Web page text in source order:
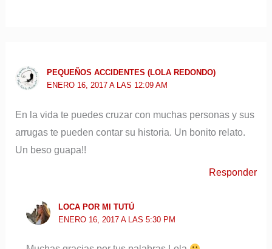
PEQUEÑOS ACCIDENTES (LOLA REDONDO)
ENERO 16, 2017 A LAS 12:09 AM
En la vida te puedes cruzar con muchas personas y sus
arrugas te pueden contar su historia. Un bonito relato.
Un beso guapa!!
Responder
LOCA POR MI TUTÚ
ENERO 16, 2017 A LAS 5:30 PM